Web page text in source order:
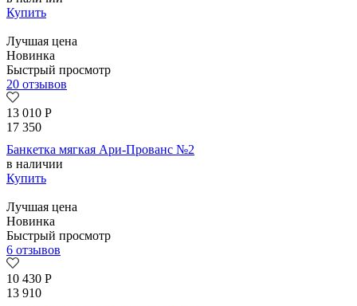
Купить
Лучшая цена
Новинка
Быстрый просмотр
20 отзывов
13 010 Р
17 350
Банкетка мягкая Ари-Прованс №2
в наличии
Купить
Лучшая цена
Новинка
Быстрый просмотр
6 отзывов
10 430 Р
13 910